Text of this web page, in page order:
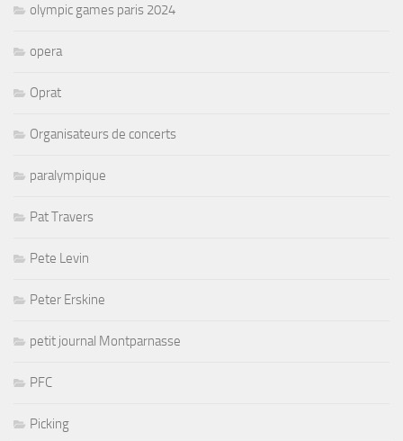
olympic games paris 2024
opera
Oprat
Organisateurs de concerts
paralympique
Pat Travers
Pete Levin
Peter Erskine
petit journal Montparnasse
PFC
Picking